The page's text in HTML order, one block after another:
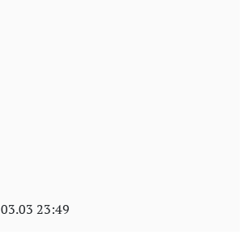
03.03 23:49